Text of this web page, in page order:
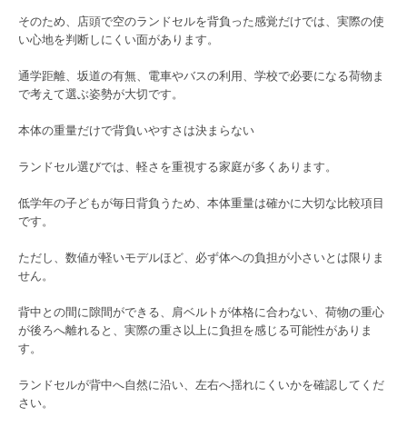
そのため、店頭で空のランドセルを背負った感覚だけでは、実際の使
い心地を判断しにくい面があります。
通学距離、坂道の有無、電車やバスの利用、学校で必要になる荷物ま
で考えて選ぶ姿勢が大切です。
本体の重量だけで背負いやすさは決まらない
ランドセル選びでは、軽さを重視する家庭が多くあります。
低学年の子どもが毎日背負うため、本体重量は確かに大切な比較項目
です。
ただし、数値が軽いモデルほど、必ず体への負担が小さいとは限りま
せん。
背中との間に隙間ができる、肩ベルトが体格に合わない、荷物の重心
が後ろへ離れると、実際の重さ以上に負担を感じる可能性がありま
す。
ランドセルが背中へ自然に沿い、左右へ揺れにくいかを確認してくだ
さい。